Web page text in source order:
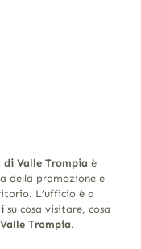
Valle Trompia è
della promozione e
L’ufficio è a
su cosa visitare, cosa
Valle Trompia.